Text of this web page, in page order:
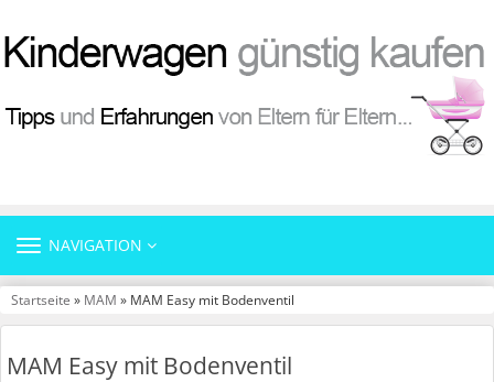
TOGGLE
NAVIGATION
Startseite » MAM » MAM Easy mit Bodenventil
MAM Easy mit Bodenventil